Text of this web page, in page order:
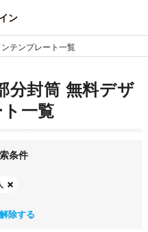
ン
テンプレート一覧
分封筒 無料デザ
一覧
条件
除する